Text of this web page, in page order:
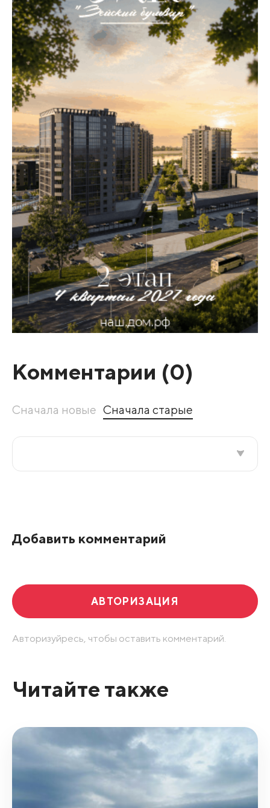
Комментарии (0)
Сначала новые Сначала старые
Добавить комментарий
АВТОРИЗАЦИЯ
Авторизуйресь, чтобы оставить комментарий.
Читайте также